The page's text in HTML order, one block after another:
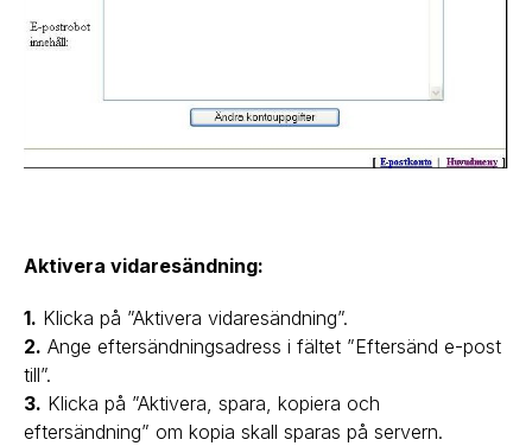
Aktivera vidaresändning:
1. Klicka på ”Aktivera vidaresändning”.
2. Ange eftersändningsadress i fältet ”Eftersänd e-post
till”.
3. Klicka på ”Aktivera, spara, kopiera och
eftersändning” om kopia skall sparas på servern.